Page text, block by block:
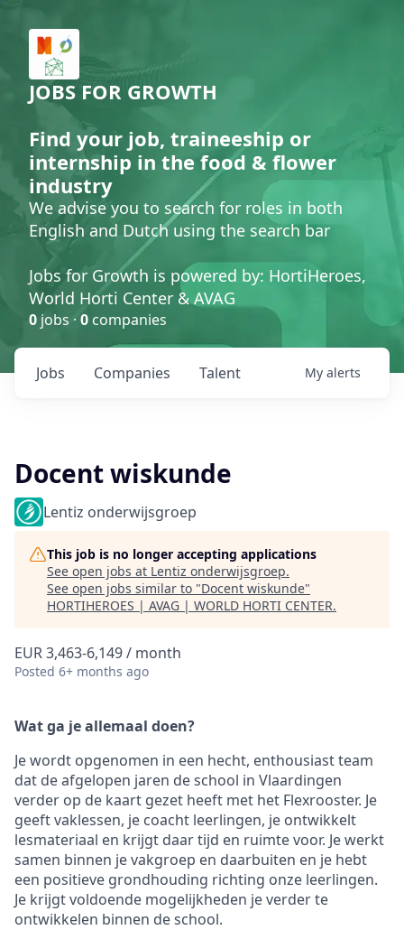
JOBS FOR GROWTH
Find your job, traineeship or
internship in the food & flower
industry
We advise you to search for roles in both
English and Dutch using the search bar
Jobs for Growth is powered by: HortiHeroes,
World Horti Center & AVAG
0 jobs · 0 companies
Jobs Companies Talent My alerts
Docent wiskunde
Lentiz onderwijsgroep
This job is no longer accepting applications
See open jobs at Lentiz onderwijsgroep.
See open jobs similar to "Docent wiskunde"
HORTIHEROES | AVAG | WORLD HORTI CENTER.
EUR 3,463-6,149 / month
Posted 6+ months ago
Wat ga je allemaal doen?
Je wordt opgenomen in een hecht, enthousiast team
dat de afgelopen jaren de school in Vlaardingen
verder op de kaart gezet heeft met het Flexrooster. Je
geeft vaklessen, je coacht leerlingen, je ontwikkelt
lesmateriaal en krijgt daar tijd en ruimte voor. Je werkt
samen binnen je vakgroep en daarbuiten en je hebt
een positieve grondhouding richting onze leerlingen.
Je krijgt voldoende mogelijkheden je verder te
ontwikkelen binnen de school.